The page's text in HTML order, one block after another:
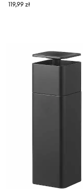
119,99 zł